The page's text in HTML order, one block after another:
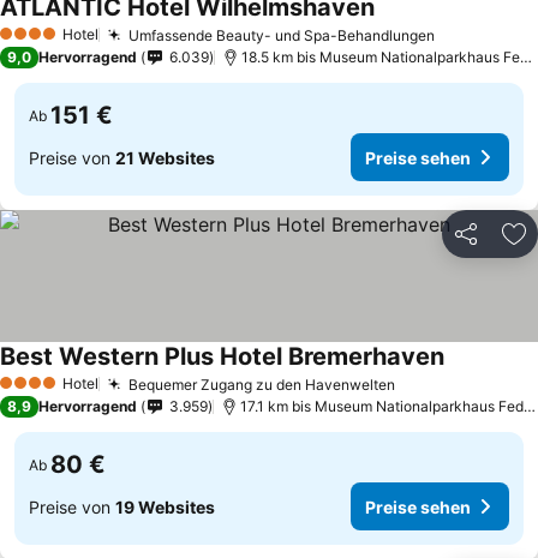
4 Sterne Hotel Umfassende Beauty- und Spa-Behandlungen
ATLANTIC Hotel WilhelmshavenPreise sehen
9,0 Hervorragend 6.039 18.5 km bis Museum Nationalparkhaus
Ab 151 €
Preise von 21 Websites Preise sehen
Teilen
4 Sterne Hotel Bequemer Zugang zu den Havenwelten
Best Western Plus Hotel BremerhavenPreise
8,9 Hervorragend 3.959 17.1 km bis Museum Nationalparkhaus
Ab 80 €
Preise von 19 Websites Preise sehen